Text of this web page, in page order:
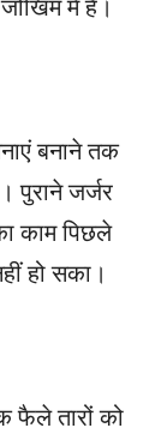
में है।
बनाने तक
पुराने जर्जर
काम पिछले
हो सका।
फैले तारों को